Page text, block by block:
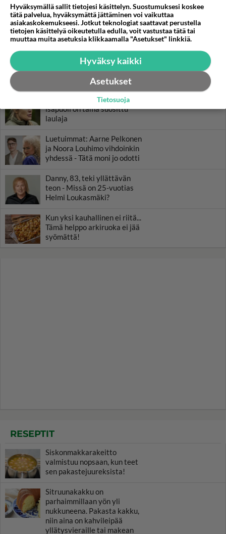
LUETUIMMAT
Muistatko? Kädestä suuhun
elävä Satu sai jättimäisen
rahasalkun Henry-
Tiesitkö? Martina Aitolehden
isäpuoli on tämä suosittu
laulaja
Luetuimmat: Aarne Pelkonen
ja Noora Louhimo vihdoinkin
yhdessä - Tätä moni jo odotti
Danny, 83, teki yllättävän
teon - Missä on 25-vuotias
Helmi Loukasmäki?
Kun yksi kauhallinen ei riitä...
Tämä helppo arkiruoka ei jää
syömättä!
RESEPTIT
Siskonmakkarakeitto
valmistuu nopsaan, kun teet
sen pakastejuureksista!
Sitruunakakku on
parhaimmillaan yön yli
nukkuneena. Pakasta kakku,
niin aina on kahvileipää
yllätysvieraille tai makean
Hyväksymällä sallit tietojesi käsittelyn. Suostumuksesi koskee
tätä palvelua, hyväksymättä jättäminen voi vaikuttaa
asiakaskokemukseesi. Jotkut teknologiat saattavat perustella
tietojen käsittelyä oikeutetulla edulla, voit vastustaa tätä tai
muuttaa muita asetuksia klikkaamalla "Asetukset" linkkiä.
Hyväksy kaikki
Asetukset
Tietosuoja